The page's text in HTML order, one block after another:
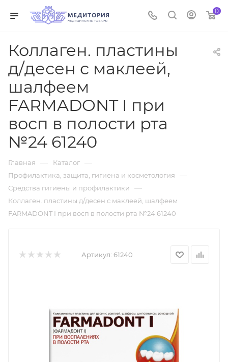
0
Коллаген. пластины
д/десен с маклеей,
шалфеем
FARMADONT I при
восп в полости рта
№24 61240
Главная — Каталог —
Профилактика, защита, гигиена и косметология —
Средства гигиены и профилактики —
Коллаген. пластины д/десен с маклеей, шалфеем
FARMADONT I при восп в полости рта №24 61240
Артикул: 61240